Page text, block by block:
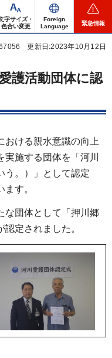
字サイズ・
色合い変更
Foreign
Language
緊急情報
更新日:2023年10月12日
護活動団体に認
おける親水意識の向上
施する団体を「河川
う。）」として認定
す。
な団体として「押川郷
定されました。